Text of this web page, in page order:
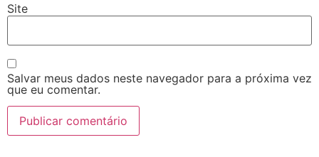
Site
Salvar meus dados neste navegador para a próxima vez
que eu comentar.